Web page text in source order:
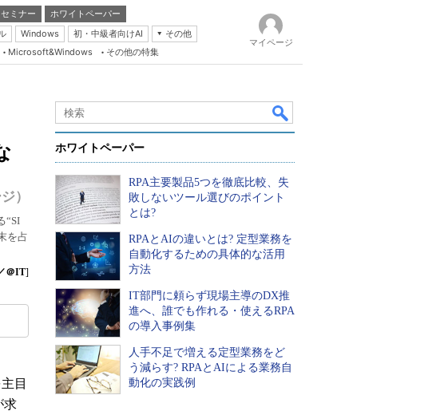
セミナー
ホワイトペーパー
Windows 初・中級者向けAI
その他
Server & Storage
Java Agile
Database Expert
Master of IP Network
Security & Trust
Microsoft&Windows その他の特集
マイページ
）
“SI
を占
＠IT]
目
求
ホワイトペーパー
RPA主要製品5つを徹底比較、失
敗しないツール選びのポイント
とは?
RPAとAIの違いとは? 定型業務を
自動化するための具体的な活用
方法
IT部門に頼らず現場主導のDX推
進へ、誰でも作れる・使えるRPA
の導入事例集
人手不足で増える定型業務をど
う減らす? RPAとAIによる業務自
動化の実践例